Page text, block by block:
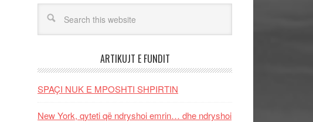
ARTIKUJT E FUNDIT
SPAÇI NUK E MPOSHTI SHPIRTIN
New York, qyteti që ndryshoi emrin… dhe ndryshoi